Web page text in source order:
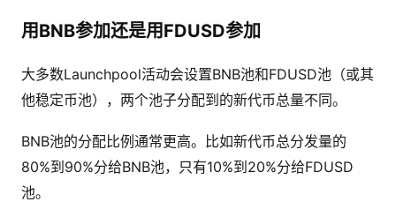
用BNB参加还是用FDUSD参加
大多数Launchpool活动会设置BNB池和FDUSD池（或其
他稳定币池），两个池子分配到的新代币总量不同。
BNB池的分配比例通常更高。比如新代币总分发量的
80%到90%分给BNB池，只有10%到20%分给FDUSD
池。